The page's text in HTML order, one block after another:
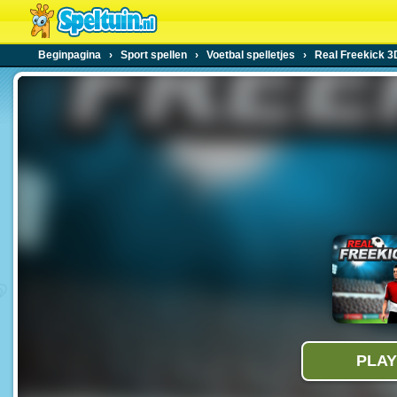
Beginpagina › Sport spellen › Voetbal spelletjes › Real Freekick